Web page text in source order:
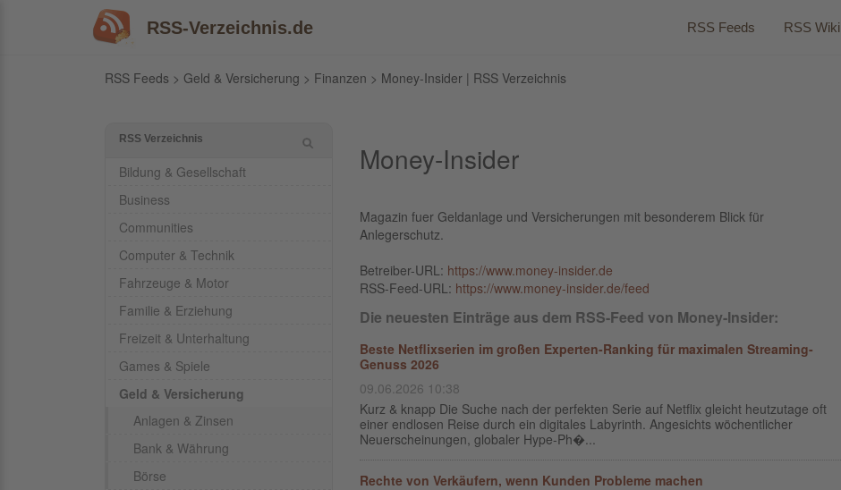
RSS-Verzeichnis.de RSS Feeds RSS Wiki
RSS Feeds > Geld & Versicherung > Finanzen > Money-Insider | RSS Verzeichnis
RSS Verzeichnis
Bildung & Gesellschaft
Business
Communities
Computer & Technik
Fahrzeuge & Motor
Familie & Erziehung
Freizeit & Unterhaltung
Games & Spiele
Geld & Versicherung
Anlagen & Zinsen
Bank & Währung
Börse
Money-Insider
Magazin fuer Geldanlage und Versicherungen mit besonderem Blick für
Anlegerschutz.
Betreiber-URL: https://www.money-insider.de
RSS-Feed-URL: https://www.money-insider.de/feed
Die neuesten Einträge aus dem RSS-Feed von Money-Insider:
Beste Netflixserien im großen Experten-Ranking für maximalen Streaming-
Genuss 2026
09.06.2026 10:38
Kurz & knapp Die Suche nach der perfekten Serie auf Netflix gleicht heutzutage oft
einer endlosen Reise durch ein digitales Labyrinth. Angesichts wöchentlicher
Neuerscheinungen, globaler Hype-Ph�...
Rechte von Verkäufern, wenn Kunden Probleme machen